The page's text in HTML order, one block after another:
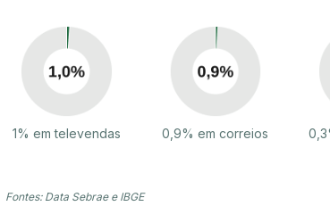
1% em televendas 0,9% em correios
Fontes: Data Sebrae e IBGE